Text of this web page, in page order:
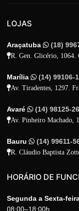
LOJAS
Araçatuba (18)
R. Gen. Glicério, 1064.
Marília (14) 99106-
Av. Tiradentes, 1297.
Avaré (14) 98125-
Av. Pinheiro Machado,
Bauru (14) 99611-
R. Cláudio Baptista
HORÁRIO DE
Segunda a Sexta-
08:00–18:00h